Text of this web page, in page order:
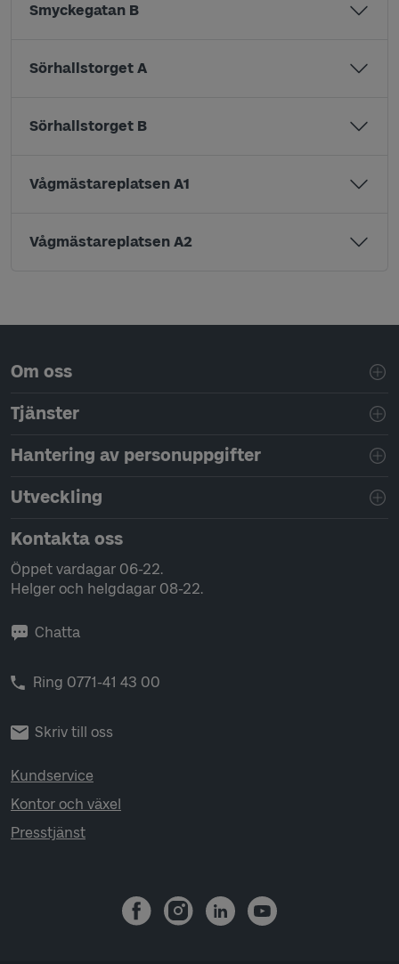
Smyckegatan B
Sörhallstorget A
Sörhallstorget B
Vågmästareplatsen A1
Vågmästareplatsen A2
Sidfotsnavigering
Om oss
Tjänster
Hantering av personuppgifter
Utveckling
Kontakta oss
Öppet vardagar 06-22.
Helger och helgdagar 08-22.
Chatta
Ring 0771-41 43 00
Skriv till oss
Kundservice
Kontor och växel
Presstjänst